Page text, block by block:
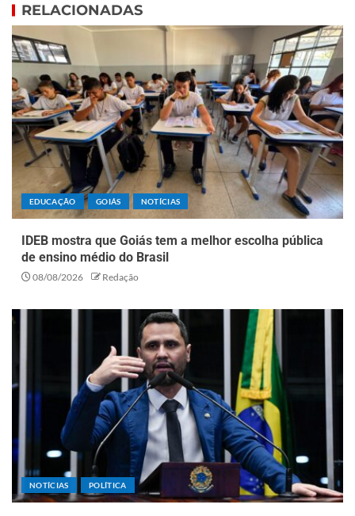
RELACIONADAS
EDUCAÇÃO GOIÁS NOTÍCIAS
IDEB mostra que Goiás tem a melhor escolha pública
de ensino médio do Brasil
08/08/2026 Redação
NOTÍCIAS POLÍTICA